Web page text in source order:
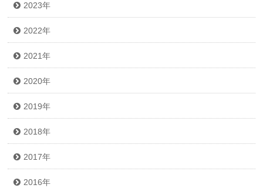
2023年
2022年
2021年
2020年
2019年
2018年
2017年
2016年